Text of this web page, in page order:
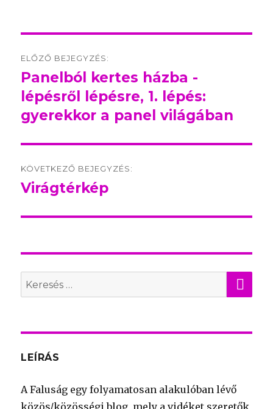
navigation
ELŐZŐ BEJEGYZÉS:
Előző
bejegyzés:
Panelból kertes házba -
lépésről lépésre, 1. lépés:
gyerekkor a panel világában
KÖVETKEZŐ BEJEGYZÉS:
Következő
Virágtérkép
Search
for:
LEÍRÁS
A Faluság egy folyamatosan alakulóban lévő